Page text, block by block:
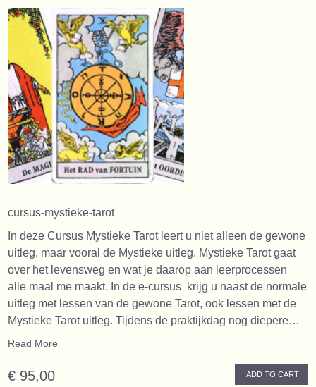
cursus-mystieke-tarot
In deze Cursus Mystieke Tarot leert u niet alleen de gewone
uitleg, maar vooral de Mystieke uitleg. Mystieke Tarot gaat
over het levensweg en wat je daarop aan leerprocessen
alle maal me maakt. In de e-cursus krijg u naast de normale
uitleg met lessen van de gewone Tarot, ook lessen met de
Mystieke Tarot uitleg. Tijdens de praktijkdag nog diepere…
Read More
€ 95,00 ADD TO CART